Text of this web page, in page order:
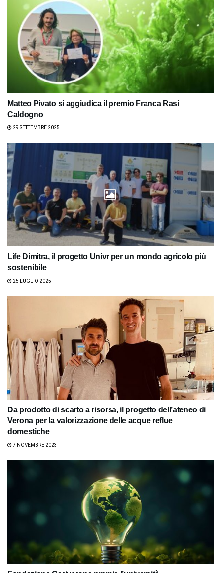
Matteo Pivato si aggiudica il premio Franca Rasi
Caldogno
29 SETTEMBRE 2025
Life Dimitra, il progetto Univr per un mondo agricolo più
sostenibile
25 LUGLIO 2025
Da prodotto di scarto a risorsa, il progetto dell’ateneo di
Verona per la valorizzazione delle acque reflue
domestiche
7 NOVEMBRE 2023